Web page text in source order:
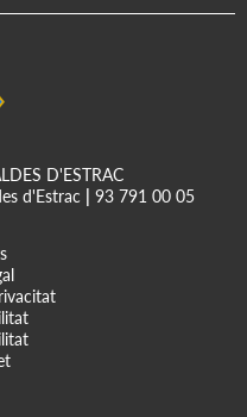
D'ESTRAC
d'Estrac 93 791 00 05